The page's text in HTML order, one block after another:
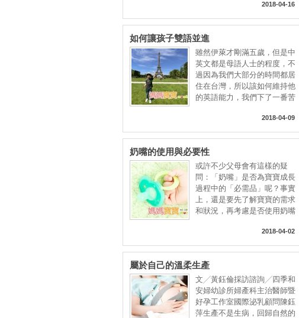
2018-04-16
如何讓孩子雙語並進
雖然伊萊才剛滿五歲，但是中
英文都是母語人士的程度，不
過因為我們大部分的時間都居
住在台灣，所以該如何維持他
的英語能力，我們下了一番苦
2018-04-09
奶嘴的使用與必要性
或許不少父母會有這樣的疑
問：「奶嘴」是否為寶寶成長
過程中的「必需品」呢？事實
上，還是要先了解寶寶的需求
和狀況，再考慮是否使用奶嘴
2018-04-02
屬於自己的溫柔生產
文╱黃鈺倫採訪諮詢╱四季和
安婦幼診所婦產科主治醫師暨
好孕工作室國際泌乳顧問陳鈺
萍生產不是生病，回歸自然的